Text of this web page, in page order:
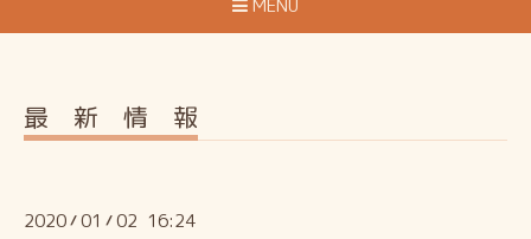
MENU
最 新 情 報
2020/01 /02 16:24